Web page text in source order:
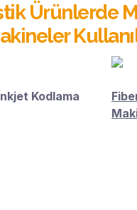
Ürünlerde
Kodlama